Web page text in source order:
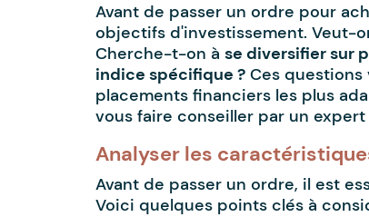
Avant de passer un ordre pour
objectifs d'investissement. Veut-
Cherche-t-on à se diversifier sur
indice spécifique ?Ces questions
placements financiers les plus
vous faire conseiller par un
Analyser les
Avant de passer un ordre, il est
Voici quelques points clés à